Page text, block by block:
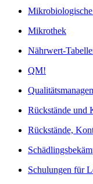
Mikrothek
Nährwert-
QM!
Rückstände und
Rückstände,
Schulungen für